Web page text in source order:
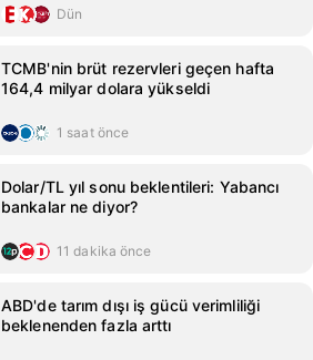
Dün
TCMB'nin brüt rezervleri geçen hafta
164,4 milyar dolara yükseldi
1 saat önce
Dolar/TL yıl sonu beklentileri: Yabancı
bankalar ne diyor?
11 dakika önce
ABD'de tarım dışı iş gücü verimliliği
beklenenden fazla arttı